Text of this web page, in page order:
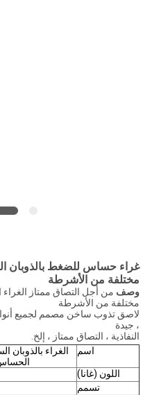
غراء حساس للضغط بالذوبان
مختلفة من الأشرطة
وصف من أجل التصاق ممتاز الغراء
مختلفة من الأشرطة
لاصق تذوب ساخن مصمم لجميع
، جيدة
النفاذية ، التصاق ممتاز ، إلخ.
اسم
الغراء بالذوبان
اللون (غانا)
تسمم